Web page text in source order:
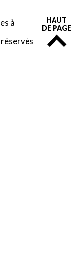
à
HAUT
DE PAGE